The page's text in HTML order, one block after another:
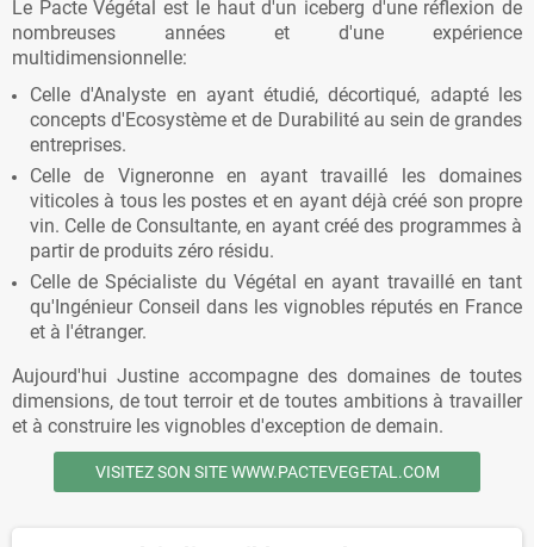
Le Pacte Végétal est le haut d'un iceberg d'une réflexion de
nombreuses années et d'une expérience
multidimensionnelle:
Celle d'Analyste en ayant étudié, décortiqué, adapté les
concepts d'Ecosystème et de Durabilité au sein de grandes
entreprises.
Celle de Vigneronne en ayant travaillé les domaines
viticoles à tous les postes et en ayant déjà créé son propre
vin. Celle de Consultante, en ayant créé des programmes à
partir de produits zéro résidu.
Celle de Spécialiste du Végétal en ayant travaillé en tant
qu'Ingénieur Conseil dans les vignobles réputés en France
et à l'étranger.
Aujourd'hui Justine accompagne des domaines de toutes
dimensions, de tout terroir et de toutes ambitions à travailler
et à construire les vignobles d'exception de demain.
VISITEZ SON SITE WWW.PACTEVEGETAL.COM